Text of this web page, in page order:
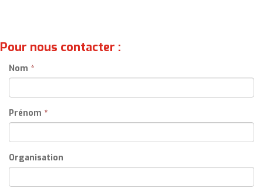
Pour nous contacter :
Nom *
Prénom *
Organisation